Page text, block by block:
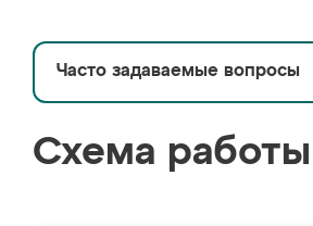
Часто задаваемые вопросы
Схема работы